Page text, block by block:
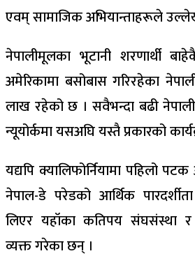
एवम् सामाजिक अभियान्ताहरूले
नेपालीमूलका भूटानी शरणार्थी
अमेरिकामा बसोबास गरिरहेका
लाख रहेको छ । सवैभन्दा बढी
न्यूयोर्कमा यसअघि यस्तै प्रकारको
यद्यपि क्यालिफोर्नियामा पहिलो
नेपाल-डे परेडको आर्थिक
लिएर यहॉका कतिपय संघसंस्था र
व्यक्त गरेका छन् ।